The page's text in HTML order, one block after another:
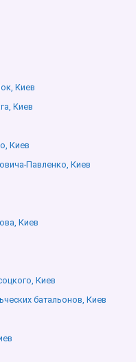
Киев
Киев
Киев
Павленко, Киев
Киев
Киев
батальонов, Киев